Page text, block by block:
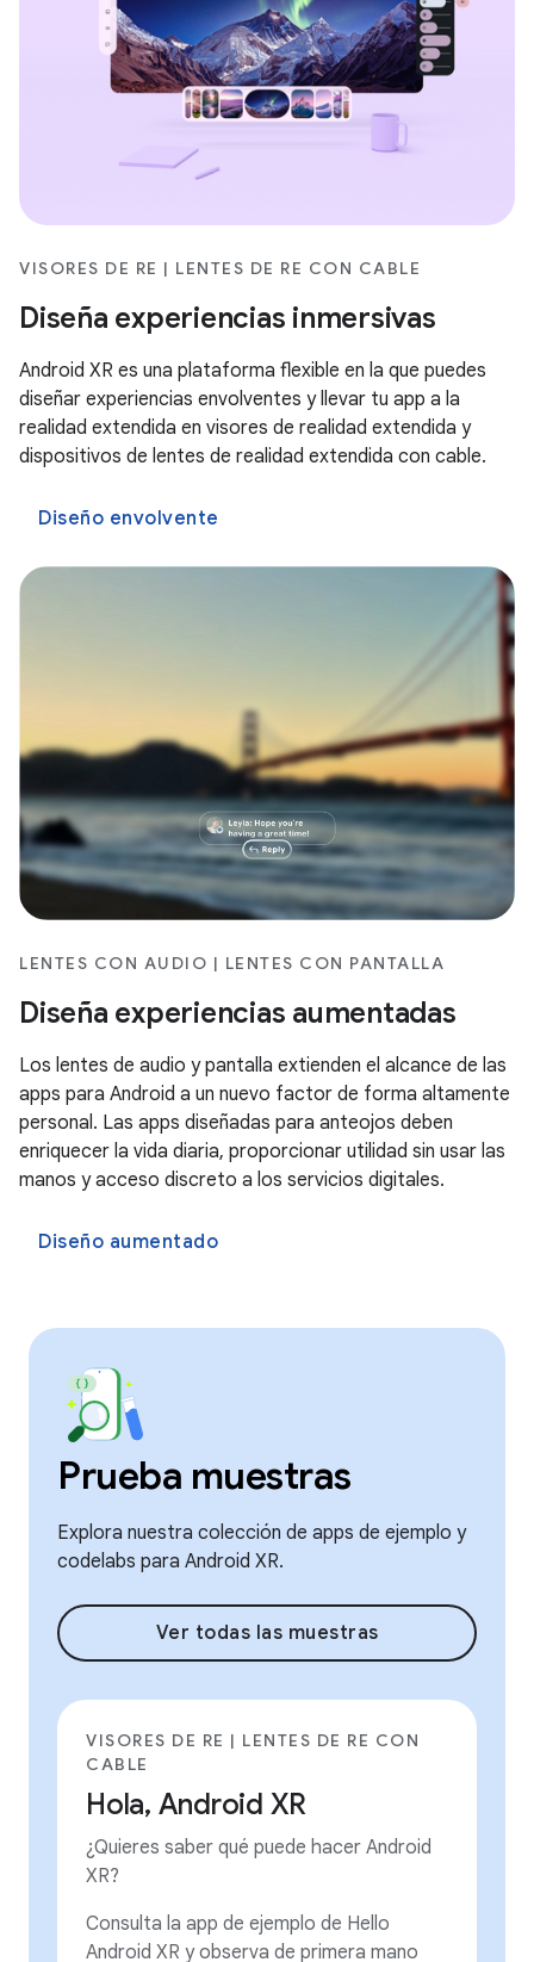
VISORES DE RE | LENTES DE RE CON CABLE
Diseña experiencias inmersivas
Android XR es una plataforma flexible en la que puedes
diseñar experiencias envolventes y llevar tu app a la
realidad extendida en visores de realidad extendida y
dispositivos de lentes de realidad extendida con cable.
Diseño envolvente
LENTES CON AUDIO | LENTES CON PANTALLA
Diseña experiencias aumentadas
Los lentes de audio y pantalla extienden el alcance de las
apps para Android a un nuevo factor de forma altamente
personal. Las apps diseñadas para anteojos deben
enriquecer la vida diaria, proporcionar utilidad sin usar las
manos y acceso discreto a los servicios digitales.
Diseño aumentado
Prueba muestras
Explora nuestra colección de apps de ejemplo y
codelabs para Android XR.
Ver todas las muestras
VISORES DE RE | LENTES DE RE CON
CABLE
Hola, Android XR
¿Quieres saber qué puede hacer Android
XR?
Consulta la app de ejemplo de Hello
Android XR y observa de primera mano